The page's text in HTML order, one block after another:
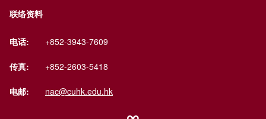
联络资料
电话: +852-3943-7609
传真: +852-2603-5418
电邮: nac@cuhk.edu.hk